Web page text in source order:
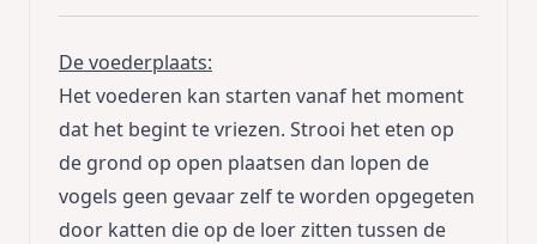
De voederplaats:
Het voederen kan starten vanaf het moment
dat het begint te vriezen. Strooi het eten op
de grond op open plaatsen dan lopen de
vogels geen gevaar zelf te worden opgegeten
door katten die op de loer zitten tussen de